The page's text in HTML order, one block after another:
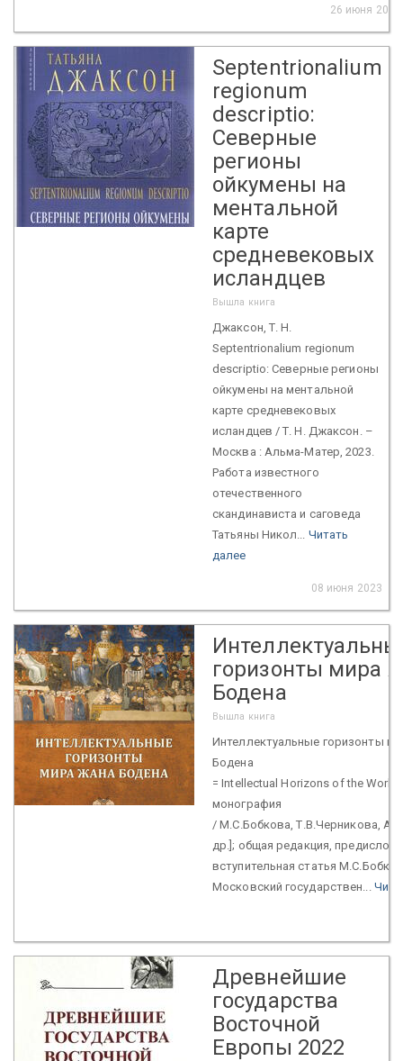
26 июня 2023
Septentrionalium
regionum
descriptio:
Северные
регионы
ойкумены на
ментальной
карте
средневековых
исландцев
Вышла книга
Джаксон, Т. Н.
Septentrionalium regionum
descriptio: Северные регионы
ойкумены на ментальной
карте средневековых
исландцев / Т. Н. Джаксон. –
Москва : Альма-Матер, 2023.
Работа известного
отечественного
скандинависта и саговеда
Татьяны Никол... Читать
далее
08 июня 2023
горизонты мира
Бодена
Вышла книга
Интеллектуальные горизонты
Бодена
= Intellectual Horizons of the World
монография
/ М.С.Бобкова, Т.В.Черникова,
др.]; общая редакция,
вступительная статья
Московский государствен...
Древнейшие
государства
Восточной
Европы 2022